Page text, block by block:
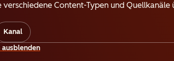
verschiedene Content-Typen und
Kanal
ausblenden